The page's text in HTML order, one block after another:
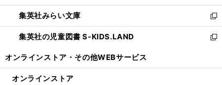
開
く
ウ
で
開
く
ン
ド
ウ
で
ウ
ィ
ン
ド
開
集英社みらい文庫
新
し
い
ン
集英社の児童図書 S-KIDS.LAND
新
ウ
オンラインストア・ その他WEBサービス
オンラインストア